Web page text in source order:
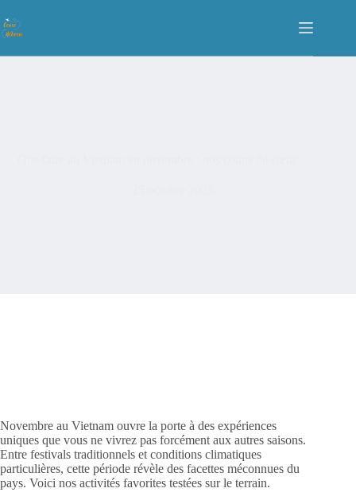
Novembre au Vietnam ouvre la porte à des expériences
uniques que vous ne vivrez pas forcément aux autres saisons.
Entre festivals traditionnels et conditions climatiques
particulières, cette période révèle des facettes méconnues du
pays. Voici nos activités favorites testées sur le terrain.